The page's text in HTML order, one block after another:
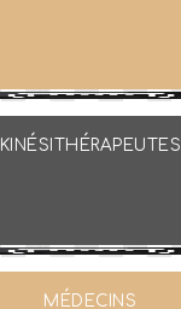
KINÉSITHÉRAPEUTES
MÉDECINS